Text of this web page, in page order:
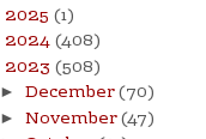
2025 (1)
2024(408)
2023 (508)
► December(70)
► November(47)